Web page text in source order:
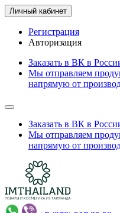
Личный кабинет
Регистрация
Авторизация
Заказать в ВК в
Мы отправляем
напрямую от
Заказать в ВК в
Мы отправляем
напрямую от